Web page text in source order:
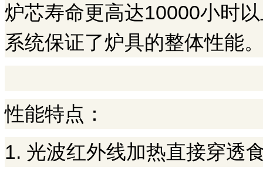
炉芯寿命更高达10000小时
系统保证了炉具的整体性能
性能特点：
1. 光波红外线加热直接穿透